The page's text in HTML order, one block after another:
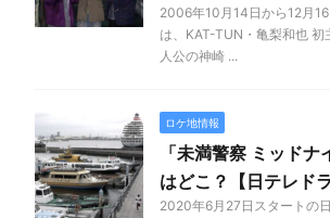
2006年10月14日から12月
は、KAT-TUN・亀梨和也
人公の神崎 ...
ロケ地情報
「未満警察 ミッド
はどこ？【日テレドラ
2020年6月27日スタートの